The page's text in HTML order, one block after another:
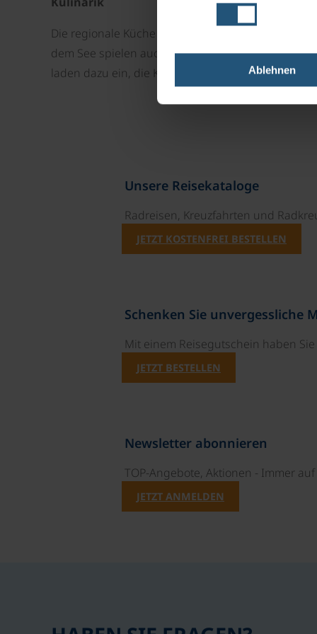
Ablehnen
Die regionale Küche ist vom Bodensee und dem
dem See spielen auch badische Gerichte sowie
laden dazu ein, die Kulinarik in entspannter
Unsere Reisekataloge
Radreisen, Kreuzfahrten und
JETZT KOSTENFREI BESTELLEN
Schenken Sie unvergessliche
Mit einem Reisegutschein haben
JETZT BESTELLEN
Newsletter abonnieren
TOP-Angebote, Aktionen - Immer
JETZT ANMELDEN